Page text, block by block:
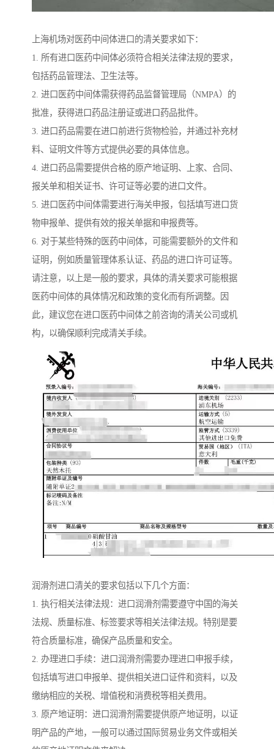
上海机场对医药中间体进口的清关要求如下：
1. 所有进口医药中间体必须符合相关法律法规的要求，
包括药品管理法、卫生法等。
2. 进口医药中间体需获得药品监督管理局（NMPA）的
批准，获得进口药品注册证或进口药品批件。
3. 进口药品需要在进口前进行货物检验，并通过补充材
料、证明文件等方式提供必要的具体信息。
4. 进口药品需要提供合格的原产地证明、上家、合同、
报关单和相关证书、许可证等必要的进口文件。
5. 进口医药中间体需要进行海关申报，包括填写进口货
物申报单、提供有效的报关单据和申报费等。
6. 对于某些特殊的医药中间体，可能需要额外的文件和
证明，例如质量管理体系认证、药品的进口许可证等。
请注意，以上是一般的要求，具体的清关要求可能根据
医药中间体的具体情况和政策的变化而有所调整。因
此，建议您在进口医药中间体之前咨询的清关公司或机
构，以确保顺利完成清关手续。
润滑剂进口清关的要求包括以下几个方面：
1. 执行相关法律法规：进口润滑剂需要遵守中国的海关
法规、质量标准、标签要求等相关法律法规。特别是要
符合质量标准，确保产品质量和安全。
2. 办理进口手续：进口润滑剂需要办理进口申报手续，
包括填写进口申报单、提供相关进口证件和资料，以及
缴纳相应的关税、增值税和消费税等相关费用。
3. 原产地证明：进口润滑剂需要提供原产地证明，以证
明产品的产地，一般可以通过国际贸易业务文件或相关